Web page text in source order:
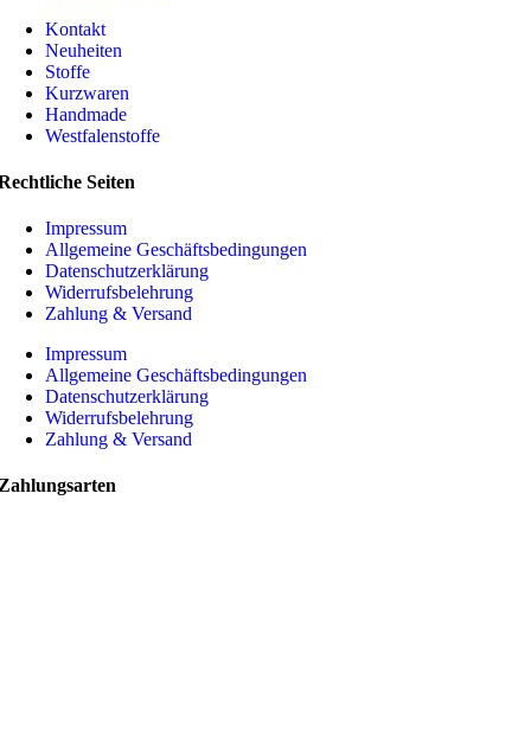
Kontakt
Neuheiten
Stoffe
Kurzwaren
Handmade
Westfalenstoffe
Seiten
Impressum
Allgemeine Geschäftsbedingungen
Datenschutzerklärung
Widerrufsbelehrung
Zahlung & Versand
Impressum
Allgemeine Geschäftsbedingungen
Datenschutzerklärung
Widerrufsbelehrung
Zahlung & Versand